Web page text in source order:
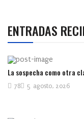
ENTRADAS
La sospecha como otra
5 agosto, 2026
78